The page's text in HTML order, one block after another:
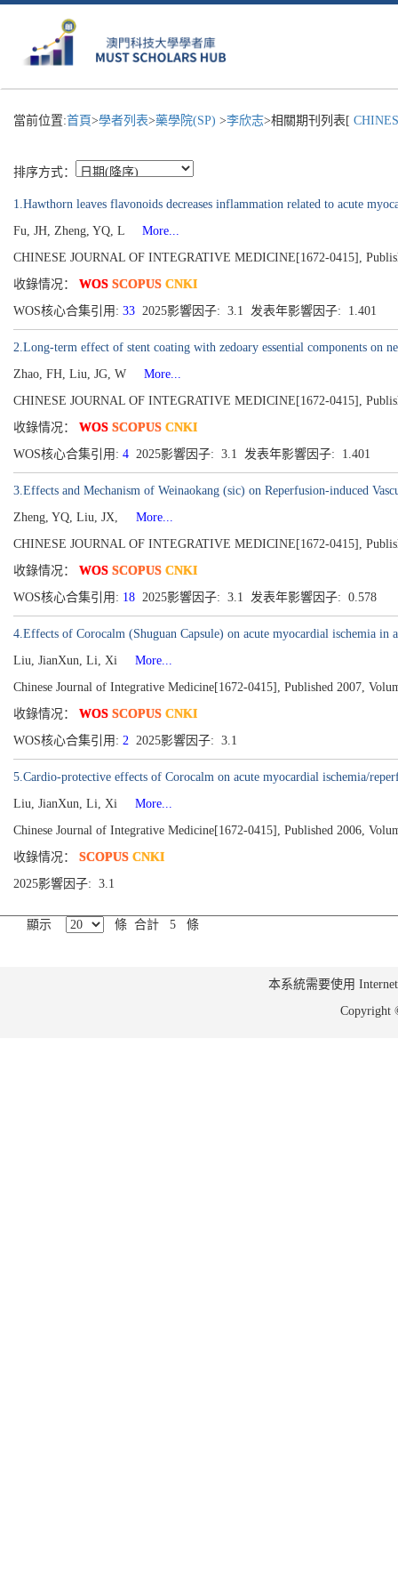
當前位置:首頁>學者列表>藥學院(SP) >李欣志>相關期刊列表[
排序方式：
1.Hawthorn leaves flavonoids decreases inflammation related to acute
Fu, JH, Zheng, YQ, L
More...
CHINESE JOURNAL OF INTEGRATIVE MEDICINE[1672-0415],
收錄情况： WOS SCOPUS CNKI
WOS核心合集引用: 33 2025影響因子: 3.1 发表年影響因子: 1.401
2.Long-term effect of stent coating with zedoary essential components on
Zhao, FH, Liu, JG, W
More...
CHINESE JOURNAL OF INTEGRATIVE MEDICINE[1672-0415],
收錄情况： WOS SCOPUS CNKI
WOS核心合集引用: 4 2025影響因子: 3.1 发表年影響因子: 1.401
3.Effects and Mechanism of Weinaokang (sic) on Reperfusion-induced
Zheng, YQ, Liu, JX,
More...
CHINESE JOURNAL OF INTEGRATIVE MEDICINE[1672-0415],
收錄情况： WOS SCOPUS CNKI
WOS核心合集引用: 18 2025影響因子: 3.1 发表年影響因子: 0.578
4.Effects of Corocalm (Shuguan Capsule) on acute myocardial ischemia in
Liu, JianXun, Li, Xi
More...
Chinese Journal of Integrative Medicine[1672-0415], Published 2007,
收錄情况： WOS SCOPUS CNKI
WOS核心合集引用: 2 2025影響因子: 3.1
5.Cardio-protective effects of Corocalm on acute myocardial ischemia/
Liu, JianXun, Li, Xi
More...
Chinese Journal of Integrative Medicine[1672-0415], Published 2006,
收錄情况： SCOPUS CNKI
2025影響因子: 3.1
顯示 條 合計 5 條
本系統需要使用
Copyright